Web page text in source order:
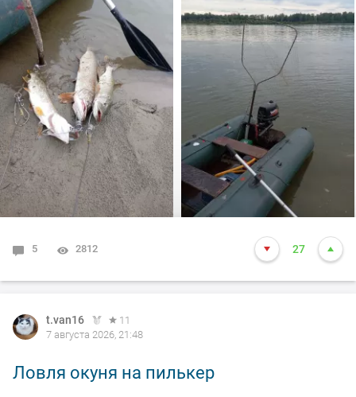
корягам. Уже много написал)))). Так вот, сегодня
долбил до вечера выхода не как от слова совсем!!! Но
произошло не которое событие. Я предупредил деда
т.е собирайся домой, а сам от него 100м. И в отвес
между бревен я опустил блесну и понятно толи зацеп,
толи рыба, да оказалось опять дур махина, но я думаю
14-15 это точно. Так вот она меня помучила и я ее в
подсак, сильно ударила и в сплеск. Как так получилось
что в подсаке осталась одна блесна. Ну и как всегда
вам нхнч!!!
5 2812 27
t.van16
11
7 августа 2026, 21:48
Ловля окуня на пилькер